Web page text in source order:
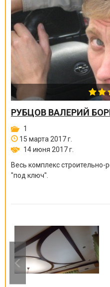
РУБЦОВ ВАЛЕРИЙ
1
15 марта 2017 г.
14 июня 2017 г.
Весь комплекс
"под ключ".